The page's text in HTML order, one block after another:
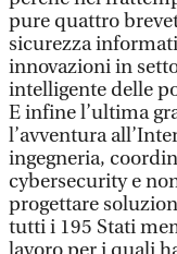
pure quattro
sicurezza
innovazioni in
intelligente delle
E infine l’ultima
l’avventura
ingegneria,
cybersecurity e
progettare
tutti i 195 Stati